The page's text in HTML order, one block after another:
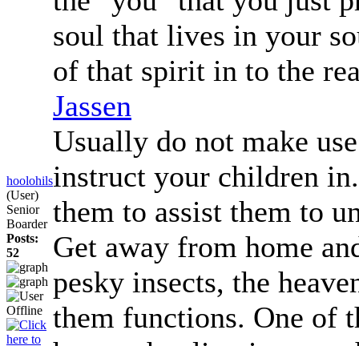
hoolohils
(User)
Senior
Boarder
Posts:
52
soul that lives in your
of that spirit in to the
Jassen
Usually do not make
instruct your children
them to assist them to
Get away from home
pesky insects, the
them functions. One of